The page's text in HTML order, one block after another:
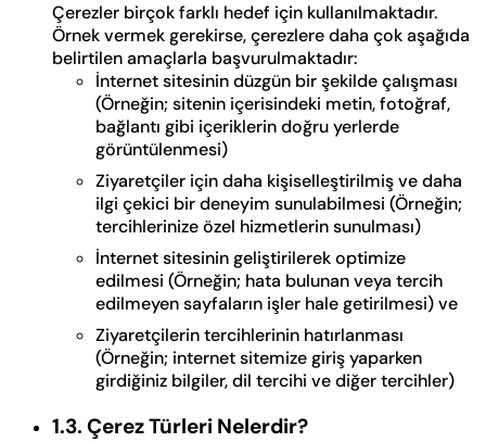
Çerezler birçok farklı hedef için kullanılmaktadır.
Örnek vermek gerekirse, çerezlere daha çok aşağıda
belirtilen amaçlarla başvurulmaktadır:
İnternet sitesinin düzgün bir şekilde çalışması
(Örneğin; sitenin içerisindeki metin, fotoğraf,
bağlantı gibi içeriklerin doğru yerlerde
görüntülenmesi)
Ziyaretçiler için daha kişiselleştirilmiş ve daha
ilgi çekici bir deneyim sunulabilmesi (Örneğin;
tercihlerinize özel hizmetlerin sunulması)
İnternet sitesinin geliştirilerek optimize
edilmesi (Örneğin; hata bulunan veya tercih
edilmeyen sayfaların işler hale getirilmesi) ve
Ziyaretçilerin tercihlerinin hatırlanması
(Örneğin; internet sitemize giriş yaparken
girdiğiniz bilgiler, dil tercihi ve diğer tercihler)
1.3. Çerez Türleri Nelerdir?